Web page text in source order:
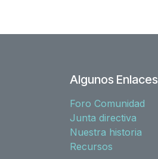
Algunos Enlaces
Foro Comunidad
Junta directiva
Nuestra historia
Recursos